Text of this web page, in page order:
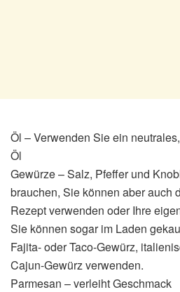
Öl – Verwenden Sie ein
Öl
Gewürze – Salz, Pfeffer und
brauchen, Sie können aber auch
Rezept verwenden oder Ihre
Sie können sogar im Laden
Fajita- oder Taco-Gewürz,
Cajun-Gewürz verwenden.
Parmesan – verleiht Geschmack